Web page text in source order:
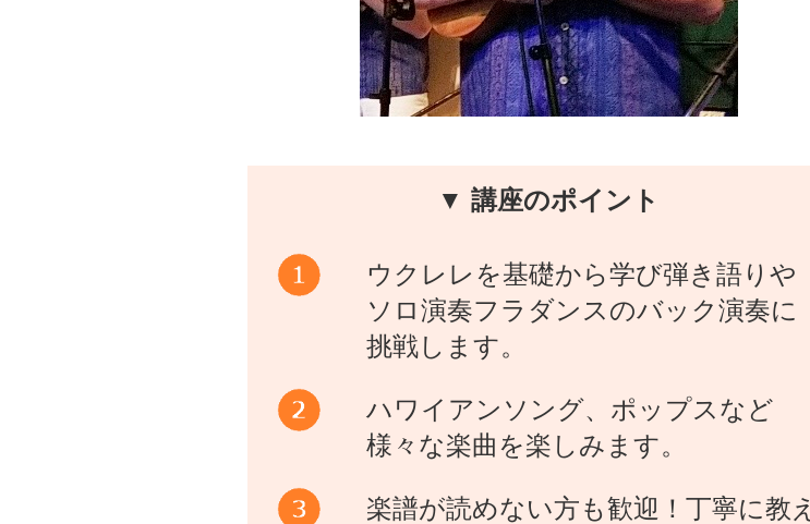
▼ 講座のポイント
ウクレレを基礎から学び弾き語りや
ソロ演奏フラダンスのバック演奏に
挑戦します。
ハワイアンソング、ポップスなど
様々な楽曲を楽しみます。
楽譜が読めない方も歓迎！丁寧に教え